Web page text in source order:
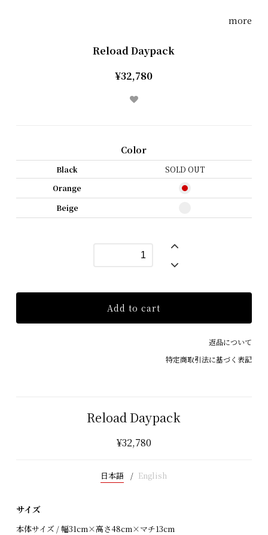
more
Reload Daypack
¥32,780
Color
Black
SOLD OUT
Orange
Beige
Add to cart
返品について
特定商取引法に基づく表記
Reload Daypack
¥32,780
日本語 English
サイズ
本体サイズ / 幅31cm×高さ48cm×マチ13cm